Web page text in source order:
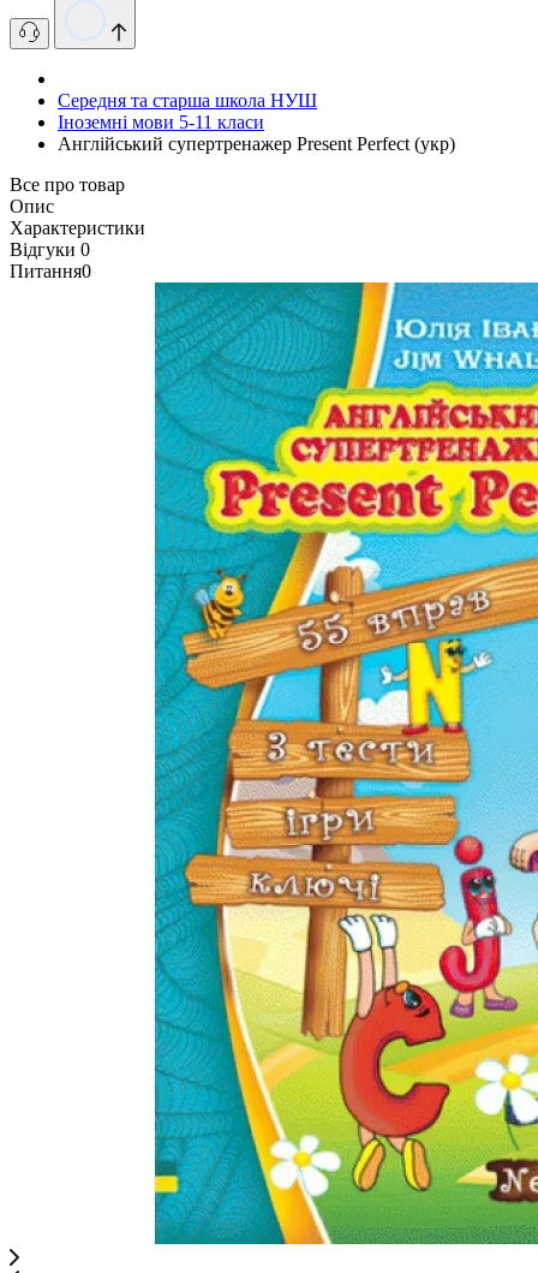
Середня та старша школа НУШ
Іноземні мови 5-11 класи
Англійський супертренажер Present Perfect (укр)
Все про товар
Опис
Характеристики
Відгуки 0
Питання0